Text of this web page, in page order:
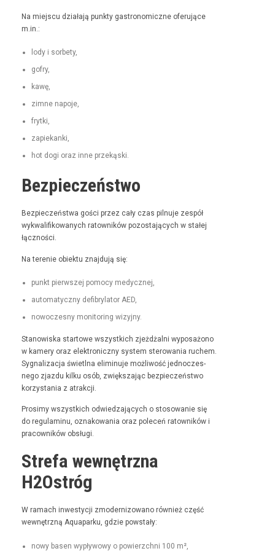
Na miejs­cu dzi­ała­ją punk­ty gas­tro­nom­iczne ofer­u­jące
m.in.:
lody i sorbety,
gofry,
kawę,
zimne napo­je,
fry­t­ki,
zapiekan­ki,
hot dogi oraz inne przekąski.
Bezpieczeństwo
Bez­pieczeńst­wa goś­ci przez cały czas pil­nu­je zespół
wyk­wal­i­fikowanych ratown­ików pozosta­ją­cych w stałej
łączności.
Na tere­nie obiek­tu zna­j­du­ją się:
punkt pier­wszej pomo­cy medycznej,
automaty­czny defi­bry­la­tor AED,
nowoczes­ny mon­i­tor­ing wizyjny.
Stanowiska star­towe wszys­t­kich zjeżdżal­ni wyposażono
w kamery oraz elek­tron­iczny sys­tem sterowa­nia ruchem.
Syg­nal­iza­c­ja świ­etl­na elimin­u­je możli­wość jed­noczes­
nego zjaz­du kilku osób, zwięk­sza­jąc bez­pieczeńst­wo
korzys­ta­nia z atrakcji.
Prosimy wszys­t­kich odwiedza­ją­cych o stosowanie się
do reg­u­laminu, oznakowa­nia oraz pole­ceń ratown­ików i
pra­cown­ików obsługi.
Strefa wewnętrzna
H2Ostróg
W ramach inwest­y­cji zmod­ern­i­zowano również część
wewnętrzną Aqua­parku, gdzie powstały:
nowy basen wypły­wowy o powierzch­ni 100 m²,